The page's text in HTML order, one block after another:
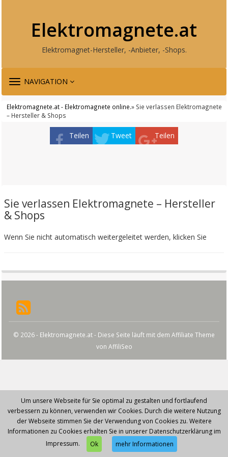
Elektromagnete.at
Elektromagnet-Hersteller, -Anbieter, -Shops.
TOGGLE
NAVIGATION
Elektromagnete.at - Elektromagnete online.» Sie verlassen Elektromagnete
– Hersteller & Shops
Teilen Tweet Teilen
Sie verlassen Elektromagnete – Hersteller
& Shops
Wenn Sie nicht automatisch weitergeleitet werden, klicken Sie
© 2026 - Elektromagnete.at - Diese Seite läuft mit dem Affiliate Theme
von AffiliSeo
Um unsere Webseite für Sie optimal zu gestalten und fortlaufend
verbessern zu können, verwenden wir Cookies. Durch die weitere Nutzung
der Webseite stimmen Sie der Verwendung von Cookies zu. Weitere
Informationen zu Cookies erhalten Sie in unserer Datenschutzerklärung im
Impressum.
Ok mehr Informationen